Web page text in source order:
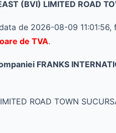
(BVI) LIMITED ROAD
de 2026-08-09 11:01:56,
de TVA.
FRANKS
ROAD TOWN